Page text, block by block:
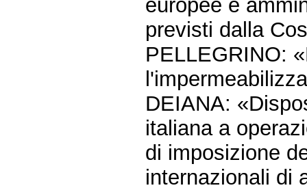
europee e
previsti dalla
PELLEGRINO:
DEIANA:
italiana a
di imposizione
internazionali di